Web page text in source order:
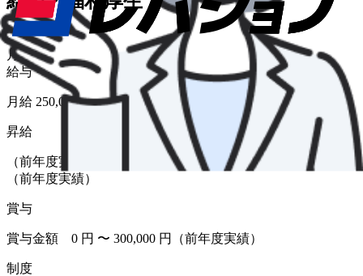
給与形態
月給
給与
月給 250,000円〜280,000円
昇給
（前年度実績 あり） 金額 1月あたり 1,000 円 〜 5,000 円
（前年度実績）
賞与
賞与金額 0 円 〜 300,000 円（前年度実績）
制度